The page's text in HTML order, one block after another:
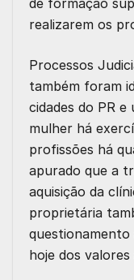
de formação
realizarem os
Processos
também foram
cidades do PR e
mulher há
profissões há
apurado que a
aquisição da
proprietária
hoje dos valores